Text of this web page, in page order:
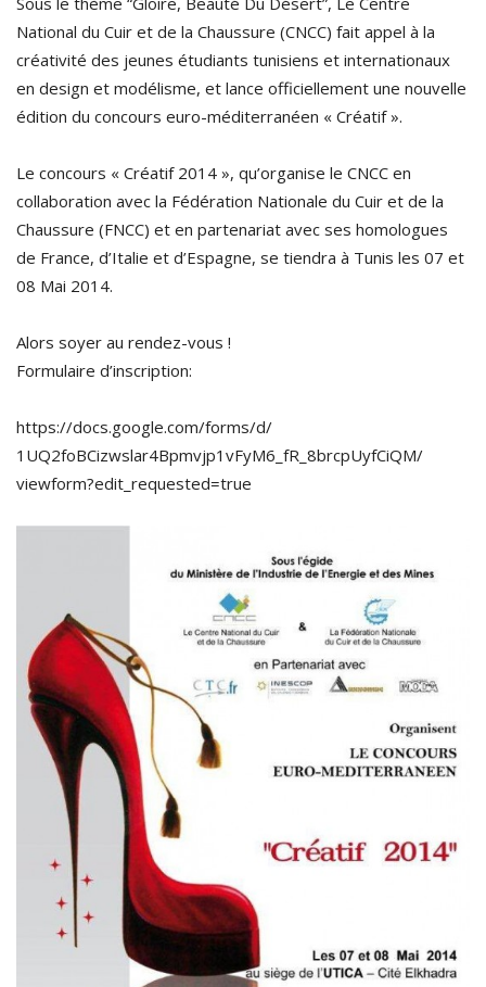
National du Cuir et de la Chaussure (CNCC) fait appel à la
créativité des jeunes étudiants tunisiens et internationaux
en design et modélisme, et lance officiellement une nouvelle
édition du concours euro-méditerranéen « Créatif ».
Le concours « Créatif 2014 », qu’organise le CNCC en
collaboration avec la Fédération Nationale du Cuir et de la
Chaussure (FNCC) et en partenariat avec ses homologues
de France, d’Italie et d’Espagne, se tiendra à Tunis les 07 et
08 Mai 2014.
Alors soyer au rendez-vous !
Formulaire d’inscription:
https://docs.google.com/forms/d/
1UQ2foBCizwslar4Bpmvjp1vFyM6_fR_8brcpUyfCiQM/
viewform?edit_requested=true